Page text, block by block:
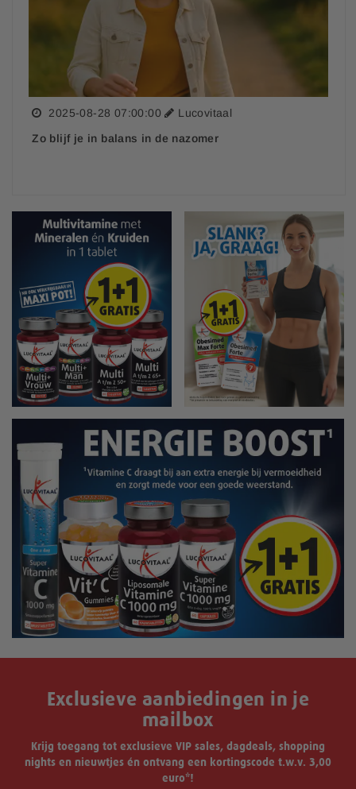
Waar moet ik rekening mee houden wanneer ik mijn
pakket buiten Nederland en België laat bezorgen?
Wat is de status van mijn bestelling?
2025-08-28 07:00:00
Lucovitaal
Zo blijf je in balans in de nazomer
Exclusieve aanbiedingen in je
mailbox
Krijg toegang tot exclusieve VIP sales, dagdeals, shopping
nights en nieuwtjes én ontvang een kortingscode t.w.v. 3,00
euro*!